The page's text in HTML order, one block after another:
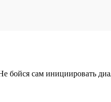
бойся сам инициировать